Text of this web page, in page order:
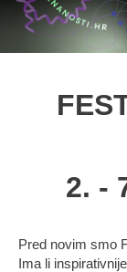
2. -
Pred novim smo
Ima li